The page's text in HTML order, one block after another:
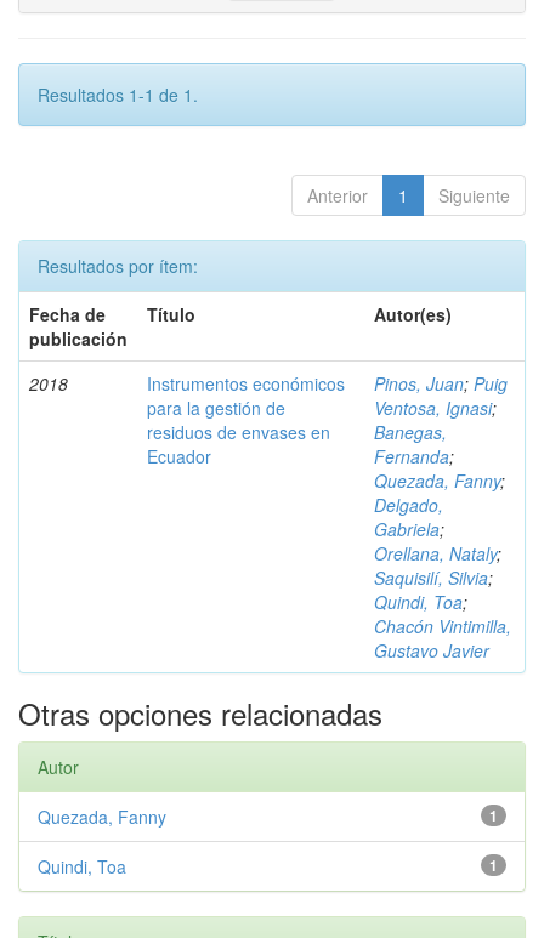
Resultados 1-1 de 1.
Anterior 1 Siguiente
Resultados por ítem:
Fecha de
publicación
Título Autor(es)
2018
Instrumentos económicos
para la gestión de
residuos de envases en
Ecuador
Pinos, Juan; Puig
Ventosa, Ignasi;
Banegas,
Fernanda;
Quezada, Fanny;
Delgado,
Gabriela;
Orellana, Nataly;
Saquisilí, Silvia;
Quindi, Toa;
Chacón Vintimilla,
Gustavo Javier
Otras opciones relacionadas
Autor
1
Quezada, Fanny
1
Quindi, Toa